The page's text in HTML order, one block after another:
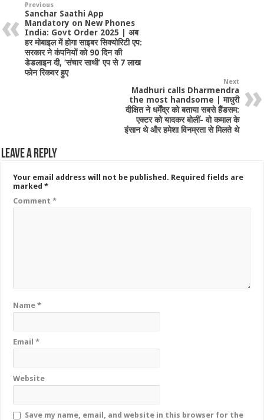
Previous
Sanchar Saathi App
Mandatory on New Phones
India: Govt Order 2025 | अब
हर मोबाइल में होगा साइबर सिक्योरिटी एप:
सरकार ने कंपनियों को 90 दिन की
डेडलाइन दी, ‘संचार साथी’ एप से 7 लाख
फोन रिकवर हुए
Next
Madhuri calls Dharmendra
the most handsome | माधुरी
दीक्षित ने धर्मेंद्र को बताया सबसे हैंडसम:
एक्टर को यादकर बोलीं- वो कमाल के
इंसान थे और हमेशा विनम्रता से मिलते थे
Leave a Reply
Your email address will not be published. Required fields are
marked*
Comment*
Name*
Email*
Website
Save my name, email, and website in this browser for the